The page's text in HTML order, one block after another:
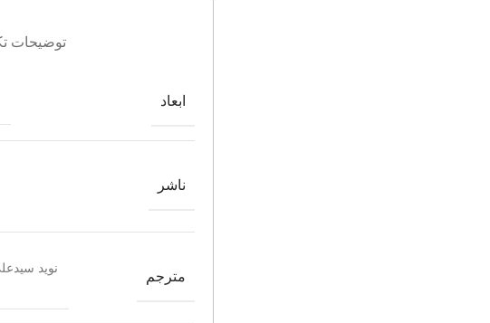
توضیحات
ابعاد
ناشر
مترجم
نوید